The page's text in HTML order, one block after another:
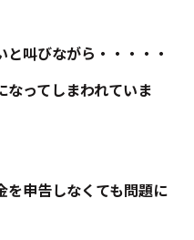
叫びながら・・・・・
なってしまわれていま
を申告しなくても問題に